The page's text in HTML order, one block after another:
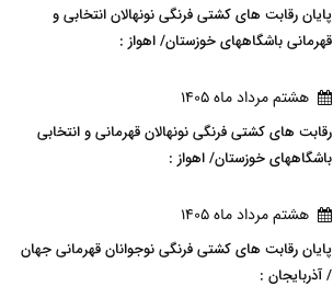
پایان رقابت های کشتی فرنگی نونهالان انتخابی و
قهرمانی باشگاههای خوزستان/ اهواز :
هشتم مرداد ماه 1405
رقابت های کشتی فرنگی نونهالان قهرمانی و انتخابی
باشگاههای خوزستان/ اهواز :
هشتم مرداد ماه 1405
پایان رقابت های کشتی فرنگی نوجوانان قهرمانی جهان
/ آذربایجان :